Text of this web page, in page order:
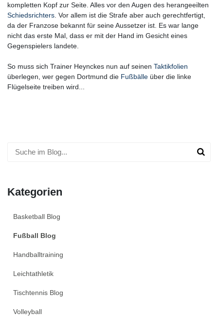
kompletten Kopf zur Seite. Alles vor den Augen des herangeeilten
Schiedsrichters . Vor allem ist die Strafe aber auch gerechtfertigt,
da der Franzose bekannt für seine Aussetzer ist. Es war lange
nicht das erste Mal, dass er mit der Hand im Gesicht eines
Gegenspielers landete.
So muss sich Trainer Heynckes nun auf seinen Taktikfolien
überlegen, wer gegen Dortmund die Fußbälle über die linke
Flügelseite treiben wird...
Kategorien
Basketball Blog
Fußball Blog
Handballtraining
Leichtathletik
Tischtennis Blog
Volleyball